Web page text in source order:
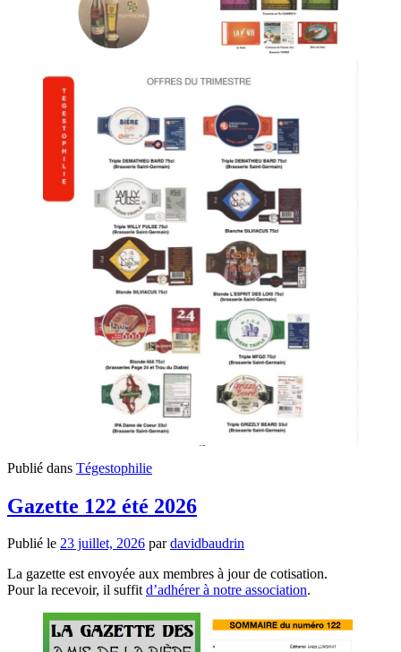
Publié dans Tégestophilie
Gazette 122 été 2026
Publié le 23 juillet, 2026 pardavidbaudrin
La gazette est envoyée aux membres à jour de cotisation.
Pour la recevoir, il suffitd’adhérer à notre association.